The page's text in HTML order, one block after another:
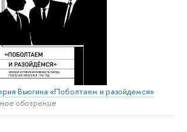
Вьюгина «Поболтаем и разойдемся»
обозрение